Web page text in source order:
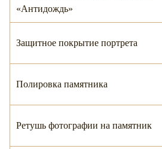
«Антидождь»
Защитное покрытие портрета
Полировка памятника
Ретушь фотографии на памятник